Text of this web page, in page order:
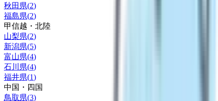
秋田県(2)
福島県(2)
甲信越・北陸
山梨県(2)
新潟県(5)
富山県(4)
石川県(4)
福井県(1)
中国・四国
鳥取県(3)